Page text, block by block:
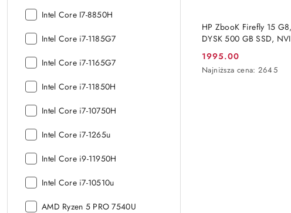
Model
Intel Core I7-8850H
Model
Intel Core i7-1185G7
Model
Intel Core i7-1165G7
Model
Intel Core i7-11850H
Model
Intel Core i7-10750H
Model
Intel Core i7-1265u
Model
Intel Core i9-11950H
Model
Intel Core i7-10510u
Model
AMD Ryzen 5 PRO 7540U
HP ZbooK Firefly 15
DYSK 500 GB SSD,
Cena
promocyjna:
1995.00
Najniższa
Najniższa cena: 2645